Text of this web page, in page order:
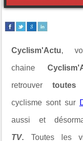
Cyclism'Actu,
chaine
retrouver
cyclisme sont sur
aussi et
TV. Toutes les